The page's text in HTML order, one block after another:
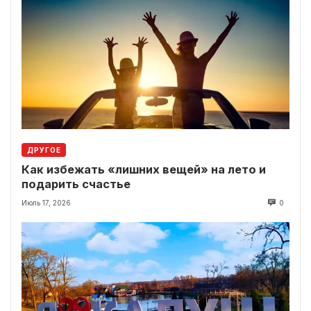
ДРУГОЕ
Как избежать «лишних вещей» на лето и
подарить счастье
Июль 17, 2026 0